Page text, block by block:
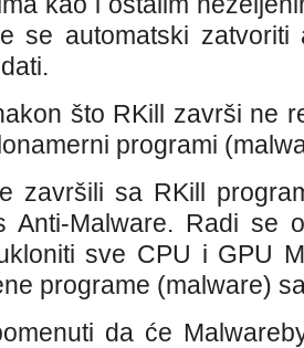
se automatski
što RKill završi ne
programi
završili sa RKill
Anti-Malware. Radi se
sve CPU i GPU
programe (malware)
da će